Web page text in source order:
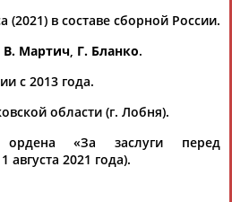
(2021) в составе сборной России.
В. Мартич, Г. Бланко.
с 2013 года.
области (г. Лобня).
«За заслуги перед
августа 2021 года).